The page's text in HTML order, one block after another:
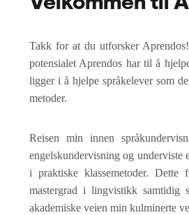
Takk for at du utforsker
potensialet Aprendos har til å
ligger i å hjelpe språkelever som
metoder.
Reisen min innen
engelskundervisning og underviste
i praktiske klassemetoder.
mastergrad i lingvistikk samtidig
akademiske veien min kulminerte